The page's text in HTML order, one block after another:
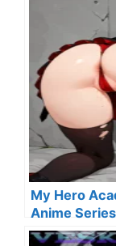
My Hero
Anime